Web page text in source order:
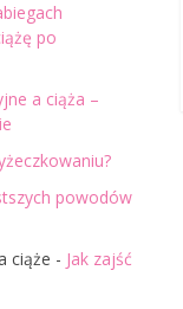
po
a ciąża –
powodów
ciąże - Jak zajść